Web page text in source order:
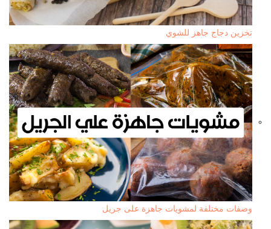
تخزين دجاج جاهز للشوي
وصفات مختلفة لمشويات جاهزة على جريل